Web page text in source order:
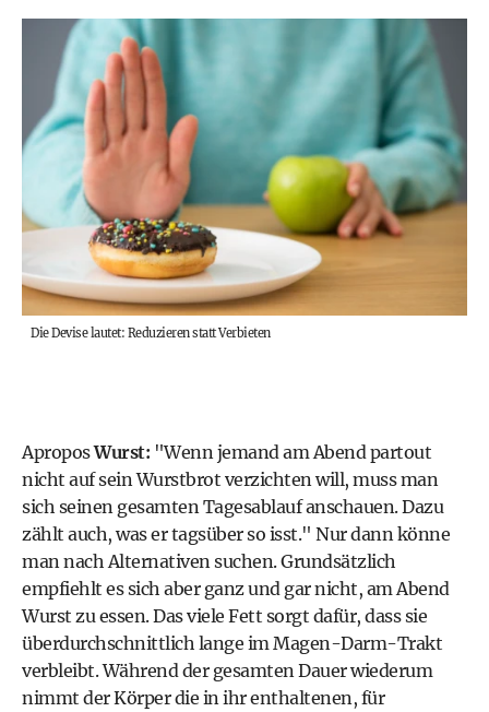
Die Devise lautet: Reduzieren statt Verbieten
AproposWurst: "Wenn jemand am Abend partout
nicht auf sein Wurstbrot verzichten will, muss man
sich seinen gesamten Tagesablauf anschauen. Dazu
zählt auch, was er tagsüber so isst." Nur dann könne
man nach Alternativen suchen. Grundsätzlich
empfiehlt es sich aber ganz und gar nicht, am Abend
Wurst zu essen. Das viele Fett sorgt dafür, dass sie
überdurchschnittlich lange im Magen-Darm-Trakt
verbleibt. Während der gesamten Dauer wiederum
nimmt der Körper die in ihr enthaltenen, für